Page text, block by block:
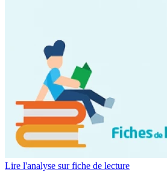
Lire l'analyse sur fiche de lecture